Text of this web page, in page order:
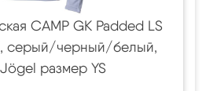
CAMP GK Padded LS
серый/черный/белый,
размер YS